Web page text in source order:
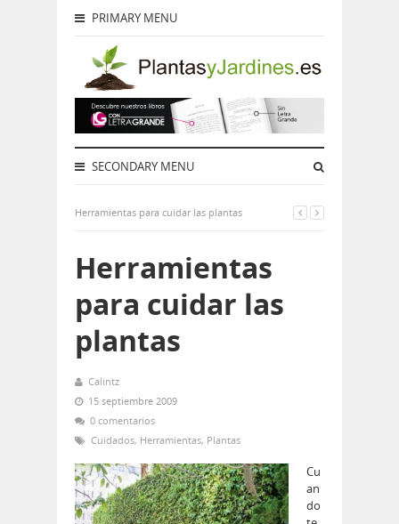
PRIMARY MENU
SECONDARY MENU
Herramientas para cuidar las plantas
Herramientas
para cuidar las
plantas
Calintz
15 septiembre 2009
0 comentarios
Cuidados, Herramientas, Plantas
Cu
an
do